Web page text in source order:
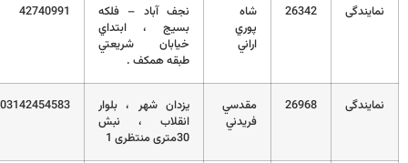
نمایندگی 26342
شاه
پوري
اراني
نجف آباد – فلکه
بسيج ، ابتداي
خيابان شريعتي
طبقه همکف .
42740991
نمایندگی 26968
مقدسي
فريدني
یزدان شهر ، بلوار
انقلاب ، نبش
03142454583